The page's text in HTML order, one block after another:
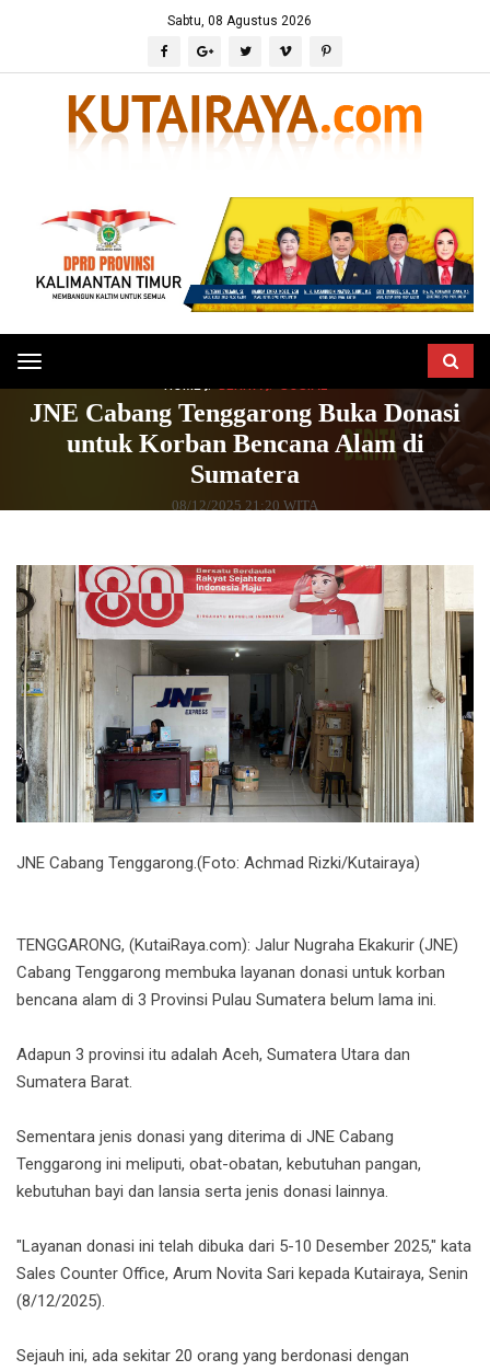
Sabtu, 08 Agustus 2026
Toggle
navigation
JNE Cabang Tenggarong Buka Donasi
untuk Korban Bencana Alam di
Sumatera
08/12/2025 21:20 WITA
JNE Cabang Tenggarong.(Foto: Achmad Rizki/Kutairaya)
TENGGARONG, (KutaiRaya.com): Jalur Nugraha Ekakurir (JNE)
Cabang Tenggarong membuka layanan donasi untuk korban
bencana alam di 3 Provinsi Pulau Sumatera belum lama ini.
Adapun 3 provinsi itu adalah Aceh, Sumatera Utara dan
Sumatera Barat.
Sementara jenis donasi yang diterima di JNE Cabang
Tenggarong ini meliputi, obat-obatan, kebutuhan pangan,
kebutuhan bayi dan lansia serta jenis donasi lainnya.
"Layanan donasi ini telah dibuka dari 5-10 Desember 2025," kata
Sales Counter Office, Arum Novita Sari kepada Kutairaya, Senin
(8/12/2025).
Sejauh ini, ada sekitar 20 orang yang berdonasi dengan